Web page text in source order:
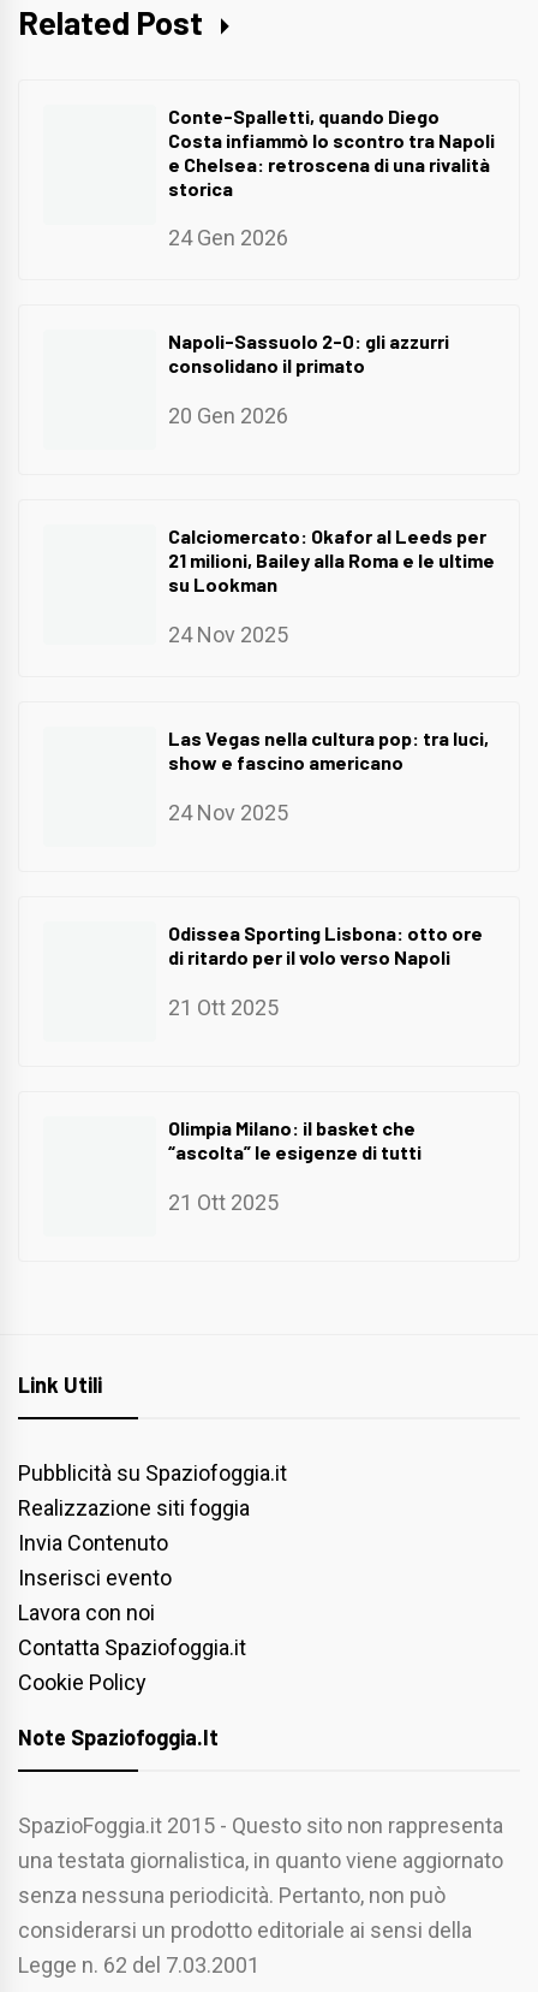
Related Post
Conte-Spalletti, quando Diego
Costa infiammò lo scontro tra Napoli
e Chelsea: retroscena di una rivalità
storica
24 Gen 2026
Napoli-Sassuolo 2-0: gli azzurri
consolidano il primato
20 Gen 2026
Calciomercato: Okafor al Leeds per
21 milioni, Bailey alla Roma e le ultime
su Lookman
24 Nov 2025
Las Vegas nella cultura pop: tra luci,
show e fascino americano
24 Nov 2025
Odissea Sporting Lisbona: otto ore
di ritardo per il volo verso Napoli
21 Ott 2025
Olimpia Milano: il basket che
“ascolta” le esigenze di tutti
21 Ott 2025
Link Utili
Pubblicità su Spaziofoggia.it
Realizzazione siti foggia
Invia Contenuto
Inserisci evento
Lavora con noi
Contatta Spaziofoggia.it
Cookie Policy
Note Spaziofoggia.it
SpazioFoggia.it 2015 - Questo sito non rappresenta
una testata giornalistica, in quanto viene aggiornato
senza nessuna periodicità. Pertanto, non può
considerarsi un prodotto editoriale ai sensi della
Legge n. 62 del 7.03.2001